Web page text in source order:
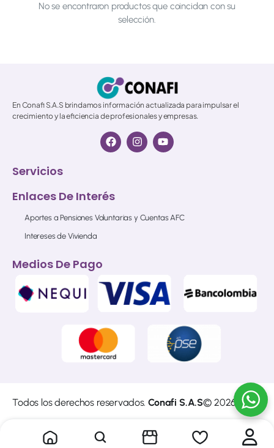
No se encontraron productos que coincidan con su
selección.
En Conafi S.A.S brindamos información actualizada para impulsar el
crecimiento y la eficiencia de profesionales y empresas.
Servicios
Enlaces De Interés
Aportes a Pensiones Voluntarias y Cuentas AFC
Intereses de Vivienda
Medios De Pago
Todos los derechos reservados.Conafi S.A.S© 2026
Sitio web diseñado y construido por Cibersoft
Grupo
Empresarial A4 S.A.S